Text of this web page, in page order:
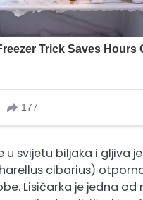
u svijetu biljaka i gljiva
cibarius)
Lisičarka je jedna od